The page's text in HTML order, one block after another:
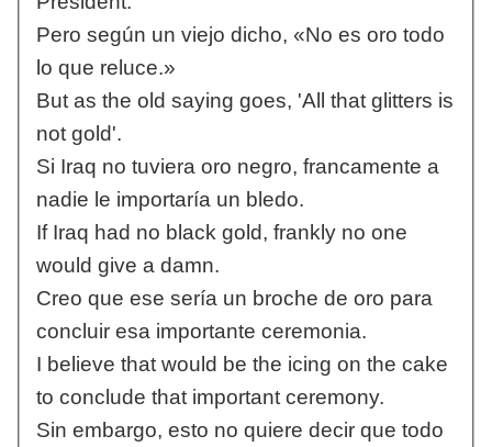
Pero según un viejo dicho, «No es oro todo
lo que reluce.»
But as the old saying goes, 'All that glitters is
not gold'.
Si Iraq no tuviera oro negro, francamente a
nadie le importaría un bledo.
If Iraq had no black gold, frankly no one
would give a damn.
Creo que ese sería un broche de oro para
concluir esa importante ceremonia.
I believe that would be the icing on the cake
to conclude that important ceremony.
Sin embargo, esto no quiere decir que todo